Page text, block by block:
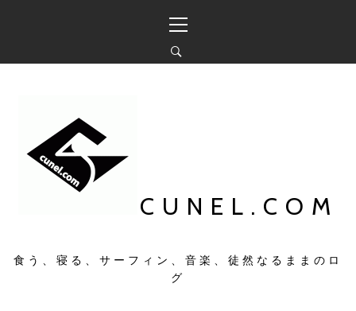
ン
イ
ン
メ
CUNEL.COM
食う、寝る、サーフィン、音楽、徒然なるままのロ
グ